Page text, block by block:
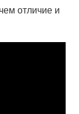
отличие и